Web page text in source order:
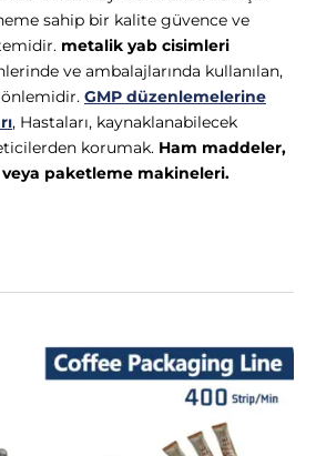
sahip bir kalite güvence ve
metalik yab cisimleri
ve ambalajlarında kullanılan,
GMP düzenlemelerine
, Hastaları, kaynaklanabilecek
korumak. Ham maddeler,
paketleme makineleri.